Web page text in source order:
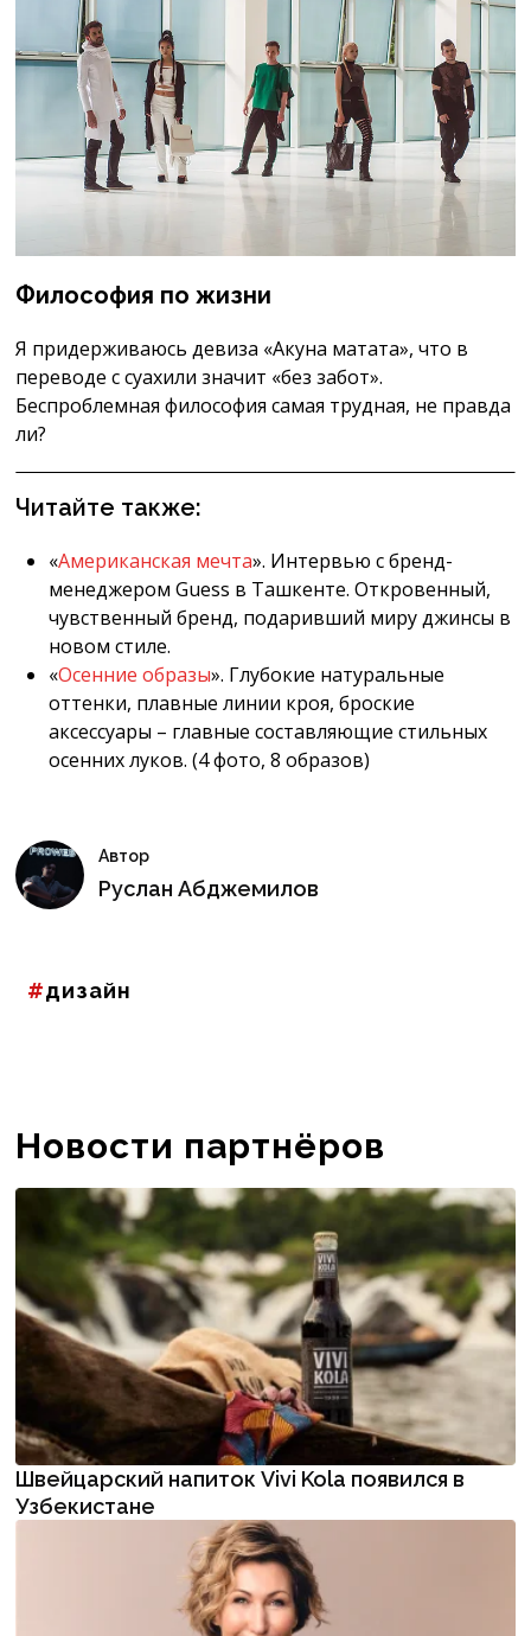
Философия по жизни
Я придерживаюсь девиза «Акуна матата», что в
переводе с суахили значит «без забот».
Беспроблемная философия самая трудная, не правда
ли?
Читайте также:
«Американская мечта». Интервью с бренд-
менеджером Guess в Ташкенте. Откровенный,
чувственный бренд, подаривший миру джинсы в
новом стиле.
«Осенние образы». Глубокие натуральные
оттенки, плавные линии кроя, броские
аксессуары – главные составляющие стильных
осенних луков. (4 фото, 8 образов)
Автор
Руслан Абджемилов
дизайн
Новости партнёров
Швейцарский напиток Vivi Kola появился в
Узбекистане